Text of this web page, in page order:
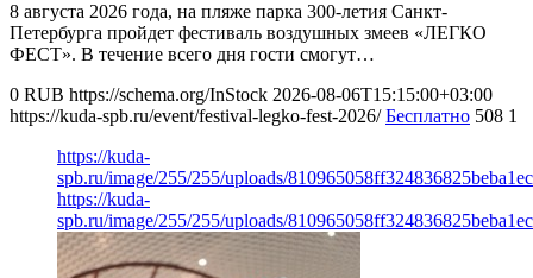
8 августа 2026 года, на пляже парка 300-летия Санкт-
Петербурга пройдет фестиваль воздушных змеев «ЛЕГКО
ФЕСТ». В течение всего дня гости смогут…
0 RUB https://schema.org/InStock 2026-08-06T15:15:00+03:00
https://kuda-spb.ru/event/festival-legko-fest-2026/ Бесплатно 508 1
https://kuda-
spb.ru/image/255/255/uploads/
https://kuda-
spb.ru/image/255/255/uploads/